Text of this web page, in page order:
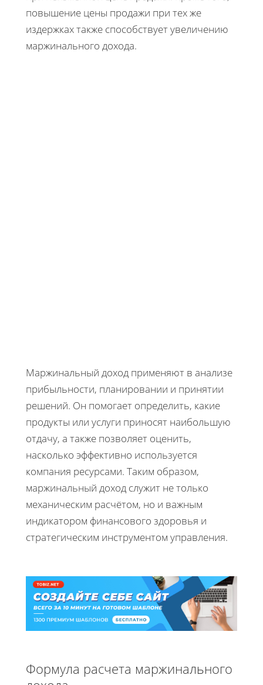
повышение цены продажи при тех же
издержках также способствует увеличению
маржинального дохода.
Маржинальный доход применяют в анализе
прибыльности, планировании и принятии
решений. Он помогает определить, какие
продукты или услуги приносят наибольшую
отдачу, а также позволяет оценить,
насколько эффективно используется
компания ресурсами. Таким образом,
маржинальный доход служит не только
механическим расчётом, но и важным
индикатором финансового здоровья и
стратегическим инструментом управления.
Формула расчета маржинального